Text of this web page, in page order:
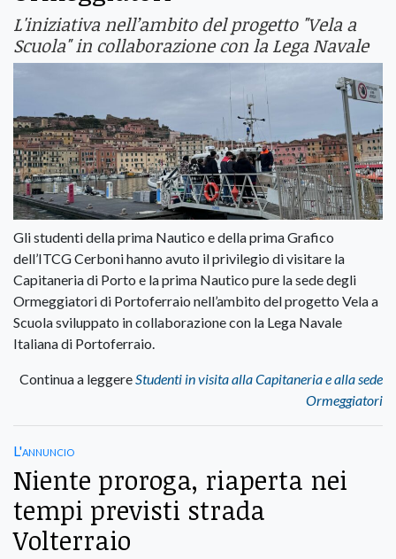
L'iniziativa nell’ambito del progetto "Vela a
Scuola" in collaborazione con la Lega Navale
Gli studenti della prima Nautico e della prima Grafico
dell’ITCG Cerboni hanno avuto il privilegio di visitare la
Capitaneria di Porto e la prima Nautico pure la sede degli
Ormeggiatori di Portoferraio nell’ambito del progetto Vela a
Scuola sviluppato in collaborazione con la Lega Navale
Italiana di Portoferraio.
Continua a leggereStudenti in visita alla Capitaneria e alla sede
Ormeggiatori
L'annuncio
Niente proroga, riaperta nei
tempi previsti strada
Volterraio